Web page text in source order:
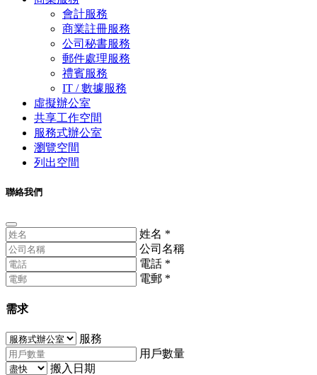
會計服務
商業註冊服務
公司秘書服務
郵件處理服務
禮賓服務
IT / 數據服務
虛擬辦公室
共享工作空間
服務式辦公室
瀏覽空間
列出空間
聯絡我們
姓名 *
公司名稱
電話 *
電郵 *
需求
服務
用戶數量
搬入日期